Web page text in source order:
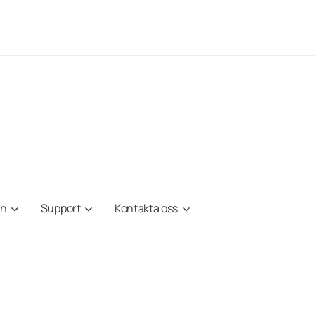
Support Kontakta oss